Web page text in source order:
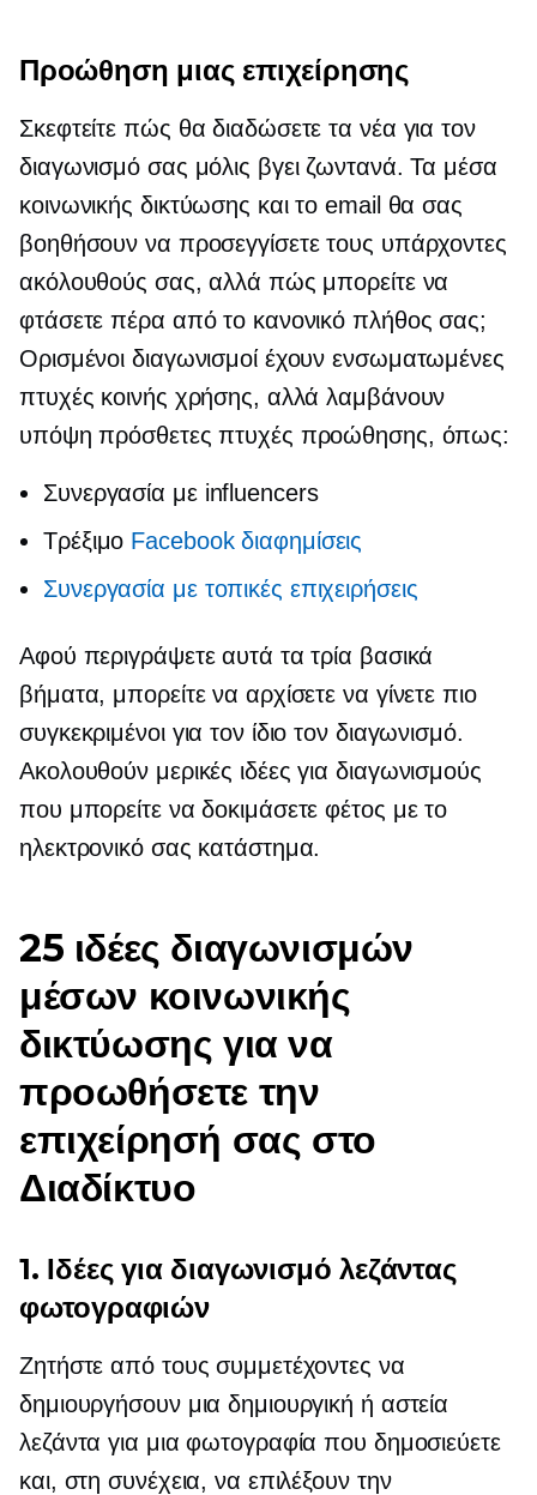
Προώθηση μιας επιχείρησης
Σκεφτείτε πώς θα διαδώσετε τα νέα για τον
διαγωνισμό σας μόλις βγει ζωντανά. Τα μέσα
κοινωνικής δικτύωσης και το email θα σας
βοηθήσουν να προσεγγίσετε τους υπάρχοντες
ακόλουθούς σας, αλλά πώς μπορείτε να
φτάσετε πέρα ​​από το κανονικό πλήθος σας;
Ορισμένοι διαγωνισμοί έχουν ενσωματωμένες
πτυχές κοινής χρήσης, αλλά λαμβάνουν
υπόψη πρόσθετες πτυχές προώθησης, όπως:
Συνεργασία με influencers
Τρέξιμο Facebook διαφημίσεις
Συνεργασία με τοπικές επιχειρήσεις
Αφού περιγράψετε αυτά τα τρία βασικά
βήματα, μπορείτε να αρχίσετε να γίνετε πιο
συγκεκριμένοι για τον ίδιο τον διαγωνισμό.
Ακολουθούν μερικές ιδέες για διαγωνισμούς
που μπορείτε να δοκιμάσετε φέτος με το
ηλεκτρονικό σας κατάστημα.
25 ιδέες διαγωνισμών
μέσων κοινωνικής
δικτύωσης για να
προωθήσετε την
επιχείρησή σας στο
Διαδίκτυο
1. Ιδέες για διαγωνισμό λεζάντας
φωτογραφιών
Ζητήστε από τους συμμετέχοντες να
δημιουργήσουν μια δημιουργική ή αστεία
λεζάντα για μια φωτογραφία που δημοσιεύετε
και, στη συνέχεια, να επιλέξουν την